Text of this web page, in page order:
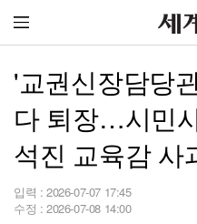
'교권신장담당
다 퇴장…시민
석진 교육감 사
입력 : 2026-07-07 17:45
수정 : 2026-07-08 14:00